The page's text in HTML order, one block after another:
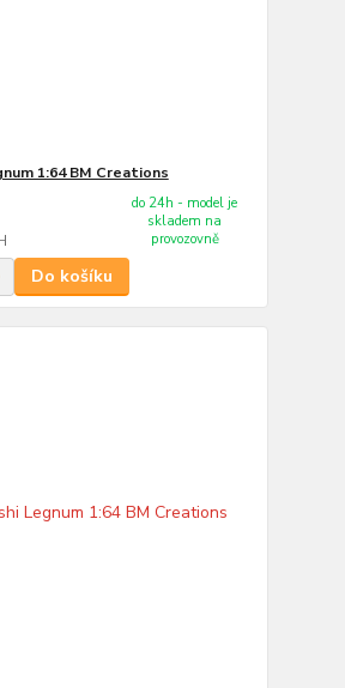
1:64 BM Creations
do 24h - model je
skladem na
provozovně
Do košíku